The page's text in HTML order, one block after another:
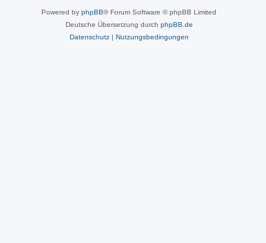
Powered by phpBB® Forum Software © phpBB Limited
Deutsche Übersetzung durch phpBB.de
Datenschutz| Nutzungsbedingungen